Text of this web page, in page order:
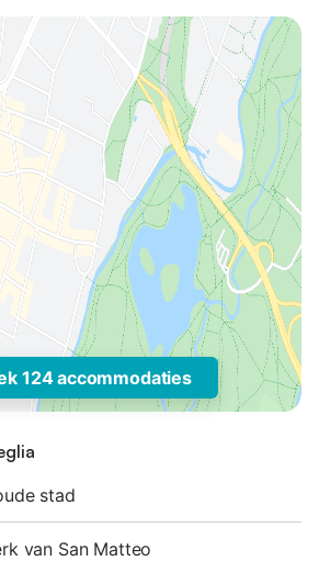
124 accommodaties
stad
van San Matteo